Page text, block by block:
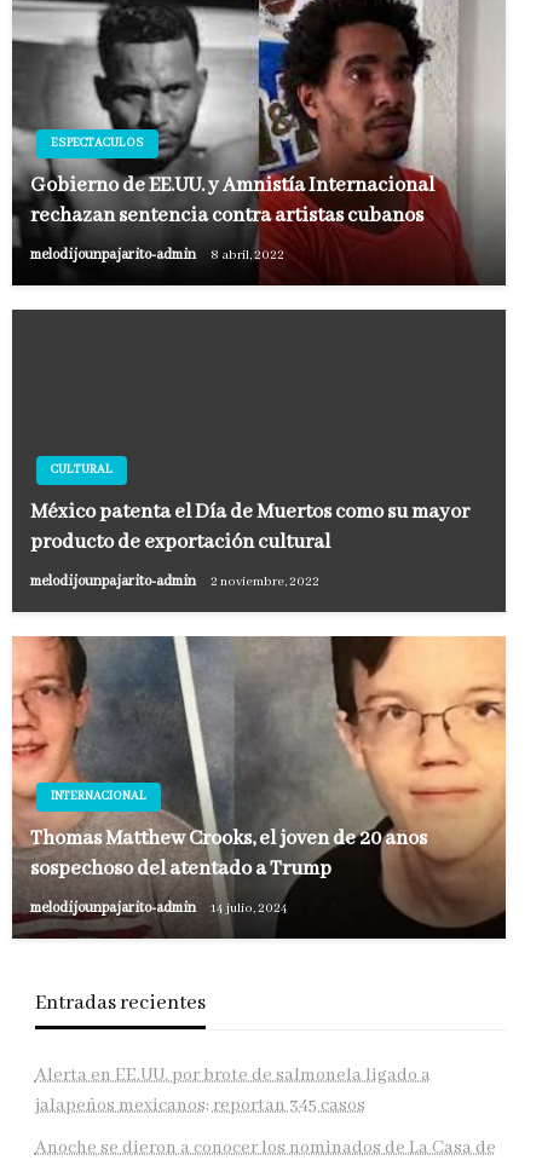
ESPECTACULOS
Gobierno de EE.UU. y Amnistía Internacional
rechazan sentencia contra artistas cubanos
melodijounpajarito-admin 8 abril, 2022
CULTURAL
México patenta el Día de Muertos como su mayor
producto de exportación cultural
melodijounpajarito-admin 2 noviembre, 2022
INTERNACIONAL
Thomas Matthew Crooks, el joven de 20 años
sospechoso del atentado a Trump
melodijounpajarito-admin 14 julio, 2024
Entradas recientes
Alerta en EE.UU. por brote de salmonela ligado a
jalapeños mexicanos; reportan 345 casos
Anoche se dieron a conocer los nominados de La Casa de